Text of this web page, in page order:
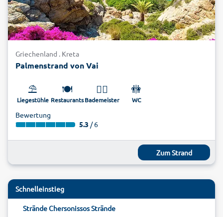
Griechenland . Kreta
Palmenstrand von Vai
⛱️
Liegestühle
🍽️
Restaurants
🏊‍♂️
Bademeister
🚻
WC
Bewertung
5.3 / 6
Zum Strand
Schnelleinstieg
Strände Chersonissos Strände